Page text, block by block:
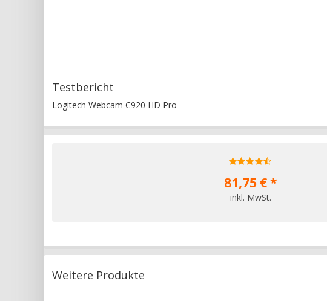
Testbericht
Logitech Webcam C920 HD Pro
81,75 € *
inkl. MwSt.
Weitere Produkte